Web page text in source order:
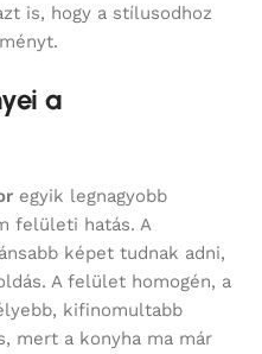
is, hogy a stílusodhoz
a
egyik legnagyobb
felületi hatás. A
képet tudnak adni,
A felület homogén, a
kifinomultabb
mert a konyha ma már